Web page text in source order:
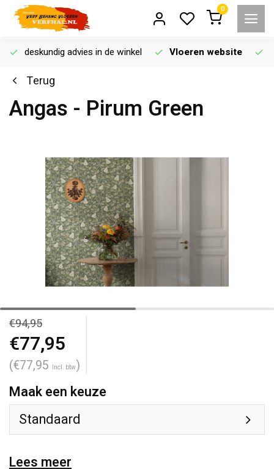
0
deskundig advies in de winkel Vloeren website
Terug
Angas - Pirum Green
€94,95
€77,95
(€77,95 Incl. btw)
Maak een keuze
Standaard
Lees meer